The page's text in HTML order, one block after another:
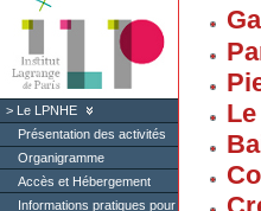
Le LPNHE
Présentation des activités
Organigramme
Accès et Hébergement
Informations pratiques pour